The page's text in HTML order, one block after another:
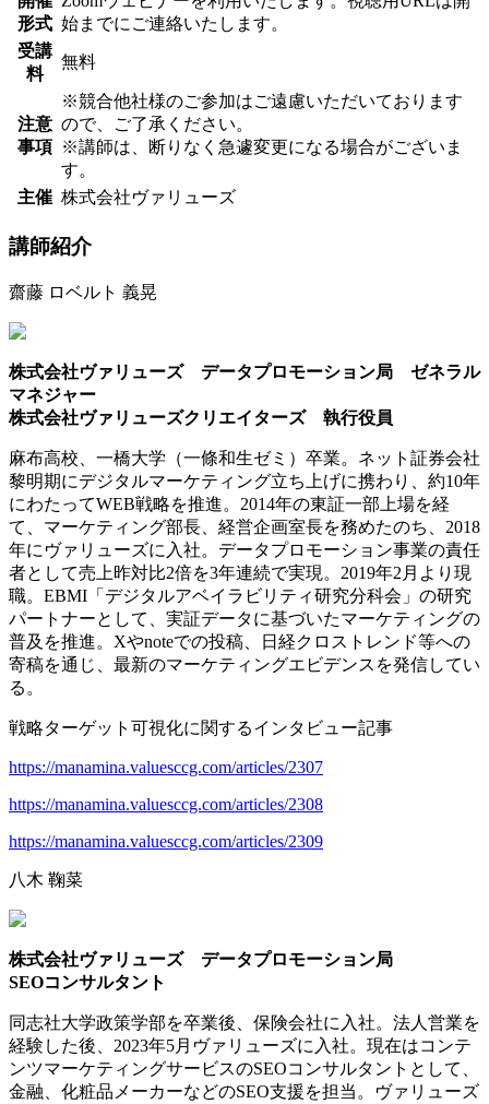
形式 始までにご連絡いたします。
受講
料
無料
注意
事項
※競合他社様のご参加はご遠慮いただいております
ので、ご了承ください。
※講師は、断りなく急遽変更になる場合がございま
す。
主催 株式会社ヴァリューズ
講師紹介
齋藤 ロベルト 義晃
株式会社ヴァリューズ データプロモーション局 ゼネラル
マネジャー
株式会社ヴァリューズクリエイターズ 執行役員
麻布高校、一橋大学（一條和生ゼミ）卒業。ネット証券会社
黎明期にデジタルマーケティング立ち上げに携わり、約10年
にわたってWEB戦略を推進。2014年の東証一部上場を経
て、マーケティング部長、経営企画室長を務めたのち、2018
年にヴァリューズに入社。データプロモーション事業の責任
者として売上昨対比2倍を3年連続で実現。2019年2月より現
職。EBMI「デジタルアベイラビリティ研究分科会」の研究
パートナーとして、実証データに基づいたマーケティングの
普及を推進。Xやnoteでの投稿、日経クロストレンド等への
寄稿を通じ、最新のマーケティングエビデンスを発信してい
る。
戦略ターゲット可視化に関するインタビュー記事
https://manamina.valuesccg.com/articles/2307
https://manamina.valuesccg.com/articles/2308
https://manamina.valuesccg.com/articles/2309
八木 鞠菜
株式会社ヴァリューズ データプロモーション局
SEOコンサルタント
同志社大学政策学部を卒業後、保険会社に入社。法人営業を
経験した後、2023年5月ヴァリューズに入社。現在はコンテ
ンツマーケティングサービスのSEOコンサルタントとして、
金融、化粧品メーカーなどのSEO支援を担当。ヴァリューズ